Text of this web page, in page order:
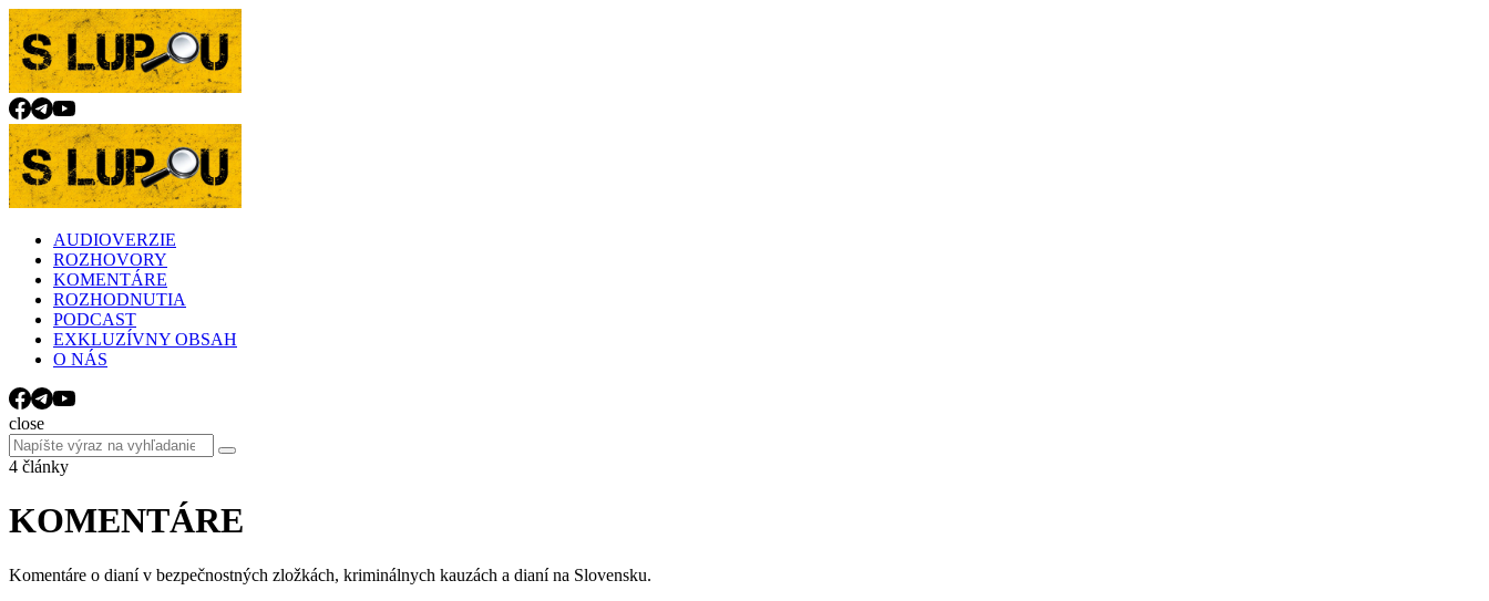
Menu
Search
Menu slupou.sk
AUDIOVERZIE
ROZHOVORY
KOMENTÁRE
ROZHODNUTIA
PODCAST
EXKLUZÍVNY OBSAH
O NÁS
Search
close
Search
for:
Search
4 články
KOMENTÁRE
Komentáre o dianí v bezpečnostných zložkách, kriminálnych kauzách a dianí na Slovensku.